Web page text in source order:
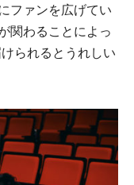
ファンを広げてい
関わることによっ
られるとうれしい